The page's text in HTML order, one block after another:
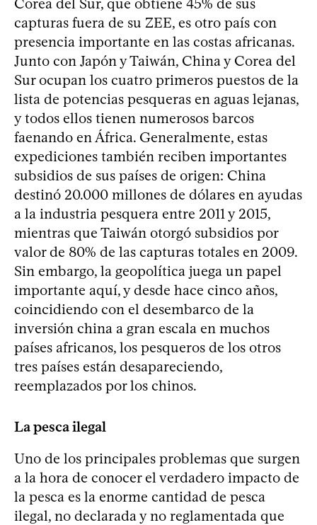
Corea del Sur, que obtiene 45% de sus
capturas fuera de su ZEE, es otro país con
presencia importante en las costas africanas.
Junto con Japón y Taiwán, China y Corea del
Sur ocupan los cuatro primeros puestos de la
lista de potencias pesqueras en aguas lejanas,
y todos ellos tienen numerosos barcos
faenando en África. Generalmente, estas
expediciones también reciben importantes
subsidios de sus países de origen: China
destinó 20.000 millones de dólares en ayudas
a la industria pesquera entre 2011 y 2015,
mientras que Taiwán otorgó subsidios por
valor de 80% de las capturas totales en 2009.
Sin embargo, la geopolítica juega un papel
importante aquí, y desde hace cinco años,
coincidiendo con el desembarco de la
inversión china a gran escala en muchos
países africanos, los pesqueros de los otros
tres países están desapareciendo,
reemplazados por los chinos.
La pesca ilegal
Uno de los principales problemas que surgen
a la hora de conocer el verdadero impacto de
la pesca es la enorme cantidad de pesca
ilegal, no declarada y no reglamentada que